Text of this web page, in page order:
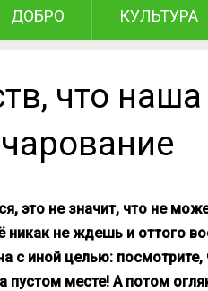
ДОБРО КУЛЬТУРА
что
это не значит, что не
никак не ждешь и оттого
с иной целью: посмотрите,
месте! А потом